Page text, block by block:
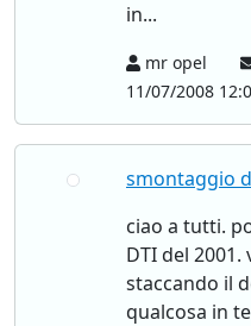
in...
mr opel
11/07/2008
smontaggio
ciao a tutti.
DTI del
staccando il
qualcosa in